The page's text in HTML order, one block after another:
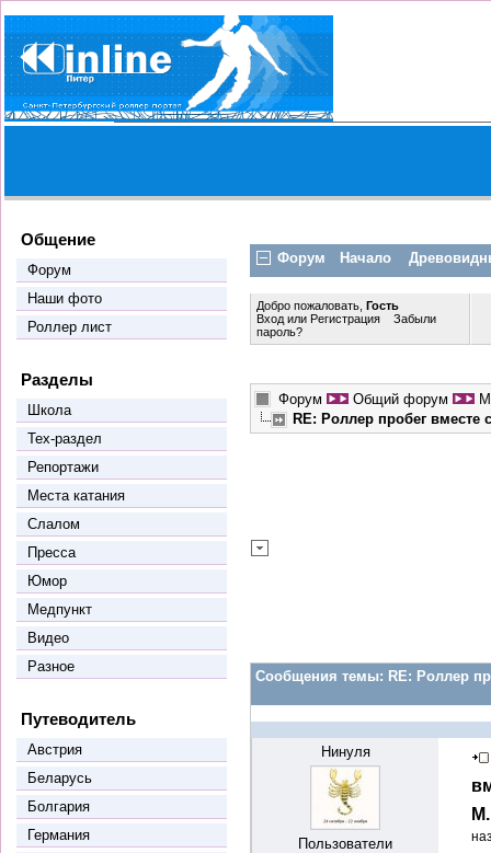
Общение
Форум
Наши фото
Роллер лист
Разделы
Школа
Тех-раздел
Репортажи
Места катания
Слалом
Пресса
Юмор
Медпункт
Видео
Разное
Путеводитель
Австрия
Беларусь
Болгария
Германия
Форум Начало
Добро пожаловать,Гость
Входили Регистрация
Забыли
пароль?
Форум Общий форум
RE: Роллер пробег
Сообщения темы: RE: Роллер
Нинуля
Пользователи